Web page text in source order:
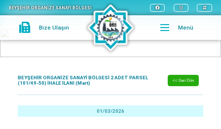
BEYŞEHİR ORGANİZE SANAYİ BÖLGESİ
Bize Ulaşın Menü
BEYŞEHİR ORGANİZE SANAYİ BÖLGESİ 2 ADET PARSEL
(101/49-50) İHALE İLANI (Mart)
<< Geri Dön
01/03/2026